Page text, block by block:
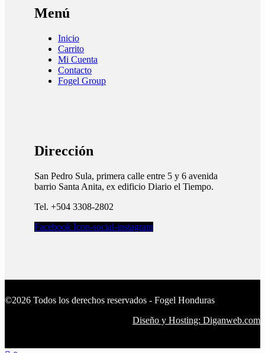
Menú
Inicio
Carrito
Mi Cuenta
Contacto
Fogel Group
Dirección
San Pedro Sula, primera calle entre 5 y 6 avenida
barrio Santa Anita, ex edificio Diario el Tiempo.​
Tel. +504 3308-2802
Facebook Icon-social-instagram
©2026 Todos los derechos reservados - Fogel Honduras
Diseño y Hosting: Diganweb.com